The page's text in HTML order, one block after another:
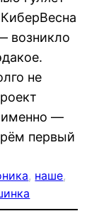
возникло
не
именно —
первый
, наше